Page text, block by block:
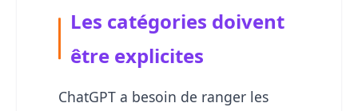
Les catégories doivent
être explicites
ChatGPT a besoin de ranger les